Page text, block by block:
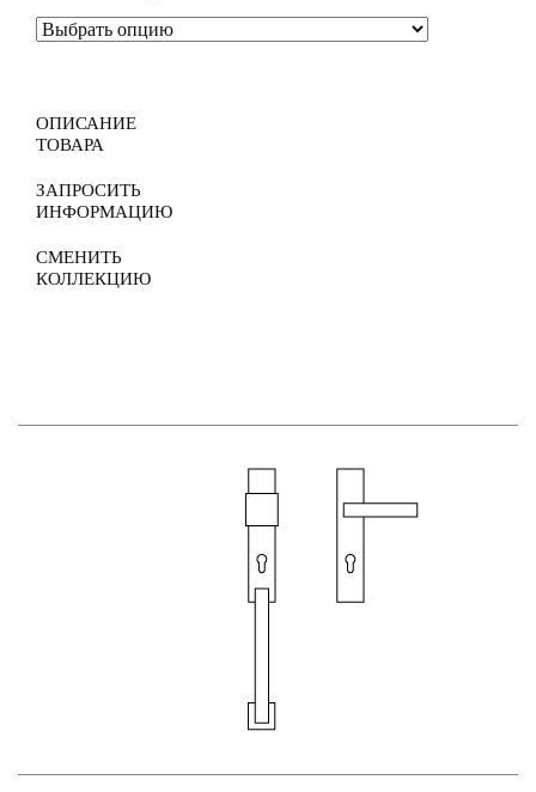
ОПИСАНИЕ
ТОВАРА
ЗАПРОСИТЬ
ИНФОРМАЦИЮ
СМЕНИТЬ
КОЛЛЕКЦИЮ